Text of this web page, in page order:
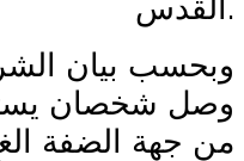
القدس
وبحسب بيان
وصل شخصان
من جهة الضفة